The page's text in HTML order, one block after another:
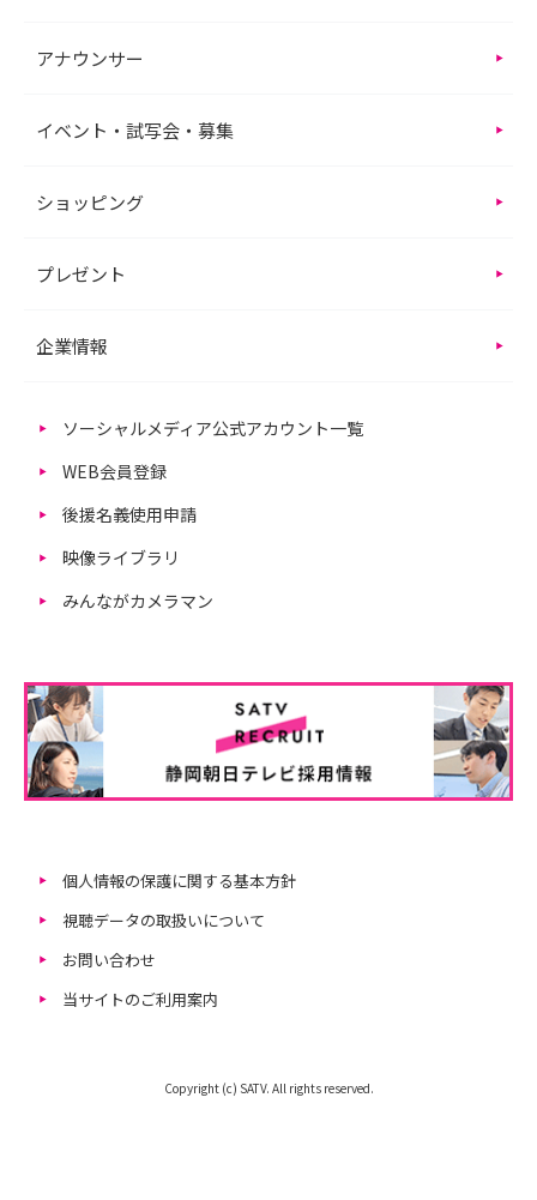
アナウンサー
イベント・試写会・募集
ショッピング
プレゼント
企業情報
ソーシャルメディア公式アカウント一覧
WEB会員登録
後援名義使用申請
映像ライブラリ
みんながカメラマン
個人情報の保護に関する基本方針
視聴データの取扱いについて
お問い合わせ
当サイトのご利用案内
Copyright (c) SATV. All rights reserved.